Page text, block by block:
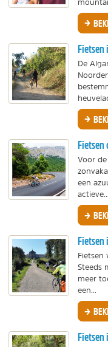
Fietsen
De
Fietsen
Voor
een
actieve...
Fietsen
Fietsen
Steeds
meer
een...
Fietsen